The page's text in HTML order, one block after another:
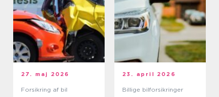
27. maj 2026
Forsikring af bil
23. april 2026
Billige bilforsikringer